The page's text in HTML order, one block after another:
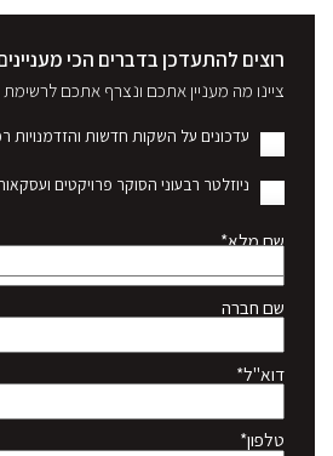
רוצים להתעדכן בדברים הכי
ציינו מה מעניין אתכם ונצרף אתכם
עדכונים על השקות חדשות והזדמנויות
ניוזלטר רבעוני הסוקר פרויקטים
שם מלא*
שם חברה
דוא"ל*
טלפון*